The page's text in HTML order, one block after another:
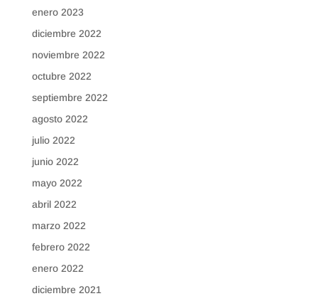
enero 2023
diciembre 2022
noviembre 2022
octubre 2022
septiembre 2022
agosto 2022
julio 2022
junio 2022
mayo 2022
abril 2022
marzo 2022
febrero 2022
enero 2022
diciembre 2021